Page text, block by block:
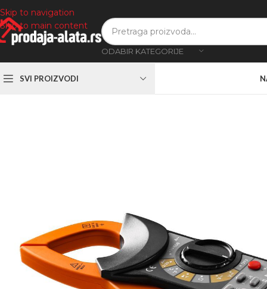
Skip to navigation
Skip to main content
ODABIR KATEGORIJE
SVI PROIZVODI